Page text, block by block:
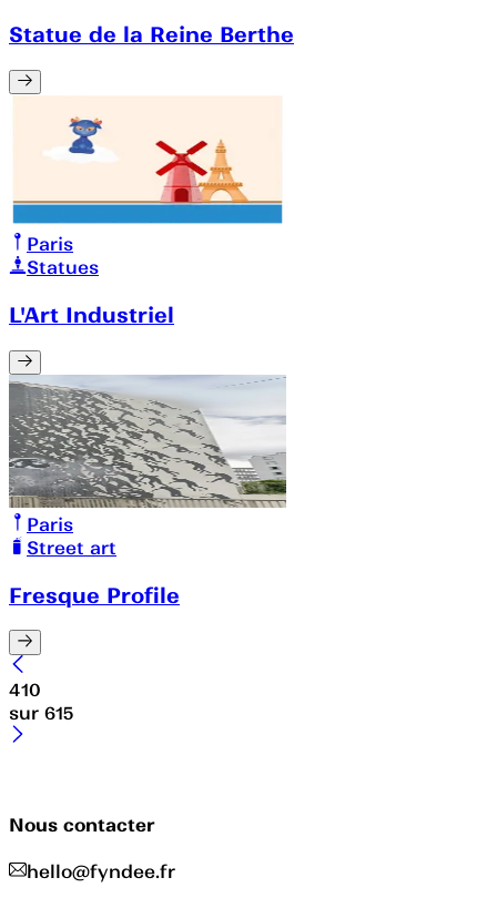
Statue de la Reine Berthe
Paris
Statues
L'Art Industriel
Paris
Street art
Fresque Profile
410
sur 615
Nous contacter
hello@fyndee.fr